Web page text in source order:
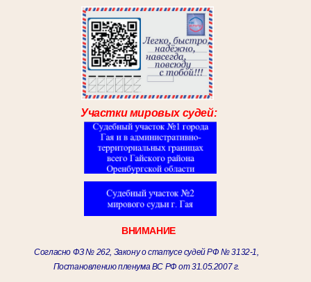
Участки мировых судей:
ВНИМАНИЕ
Согласно ФЗ № 262, Закону о статусе судей РФ № 3132-1,
Постановлению пленума ВС РФ от 31.05.2007 г.